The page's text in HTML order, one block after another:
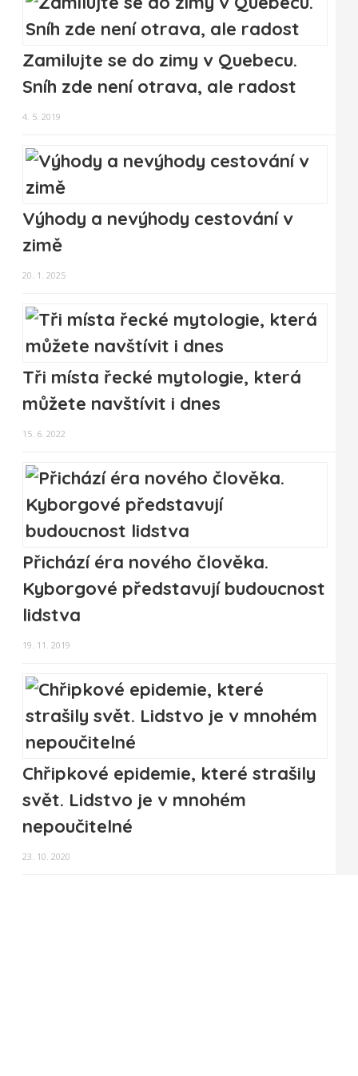
Zamilujte se do zimy v Quebecu.
Sníh zde není otrava, ale radost
4. 5. 2019
Výhody a nevýhody cestování v
zimě
20. 1. 2025
Tři místa řecké mytologie, která
můžete navštívit i dnes
15. 6. 2022
Přichází éra nového člověka.
Kyborgové představují budoucnost
lidstva
19. 11. 2019
Chřipkové epidemie, které strašily
svět. Lidstvo je v mnohém
nepoučitelné
23. 10. 2020